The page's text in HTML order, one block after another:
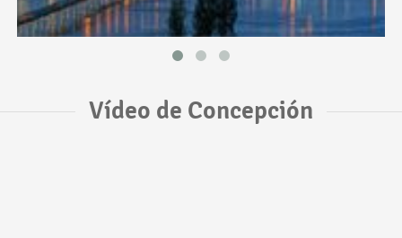
Vídeo de Concepción